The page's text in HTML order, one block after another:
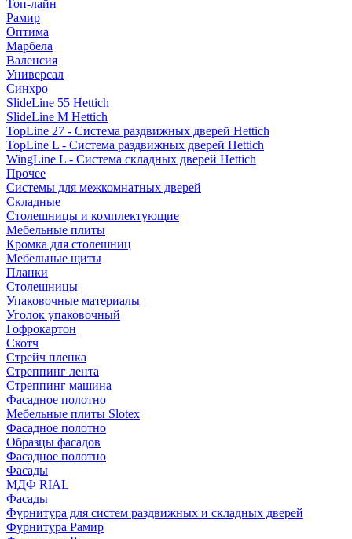
Топ-лайн
Рамир
Оптима
Марбела
Валенсия
Универсал
Синхро
SlideLine 55 Hettich
SlideLine M Hettich
TopLine 27 - Система раздвижных дверей Hettich
TopLine L - Система раздвижных дверей Hettich
WingLine L - Система складных дверей Hettich
Прочее
Системы для межкомнатных дверей
Складные
Столешницы и комплектующие
Мебельные плиты
Кромка для столешниц
Мебельные щиты
Планки
Столешницы
Упаковочные материалы
Уголок упаковочный
Гофрокартон
Скотч
Стрейч пленка
Стреппинг лента
Стреппинг машина
Фасадное полотно
Мебельные плиты Slotex
Фасадное полотно
Образцы фасадов
Фасадное полотно
Фасады
МДФ RIAL
Фасады
Фурнитура для систем раздвижных и складных дверей
Фурнитура Рамир